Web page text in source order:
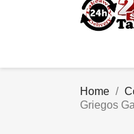
Home
Griegos